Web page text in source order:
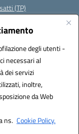
degli utenti -
necessari al
dei servizi
inoltre,
da Web
ns. Cookie Policy.
(TP)
istsc_tpic81600v
S.r.l.
Italia